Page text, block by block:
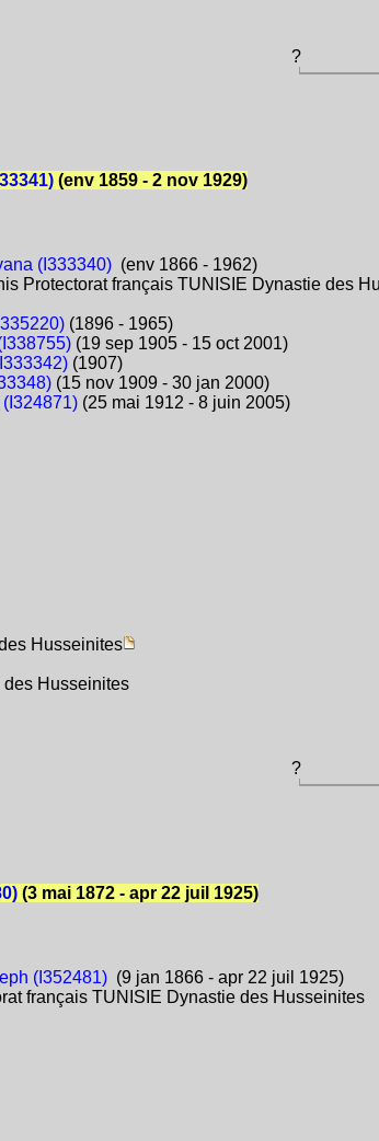
?
(env 1859 - 2 nov 1929)
(I333340) (env 1866 - 1962)
Protectorat français TUNISIE Dynastie des
(1896 - 1965)
(19 sep 1905 - 15 oct 2001)
(1907)
(15 nov 1909 - 30 jan 2000)
(25 mai 1912 - 8 juin 2005)
Husseinites
des Husseinites
?
(3 mai 1872 - apr 22 juil 1925)
(I352481) (9 jan 1866 - apr 22 juil 1925)
français TUNISIE Dynastie des Husseinites